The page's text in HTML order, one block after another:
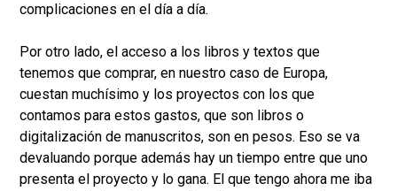
complicaciones en el día a día.
Por otro lado, el acceso a los libros y textos que
tenemos que comprar, en nuestro caso de Europa,
cuestan muchísimo y los proyectos con los que
contamos para estos gastos, que son libros o
digitalización de manuscritos, son en pesos. Eso se va
devaluando porque además hay un tiempo entre que uno
presenta el proyecto y lo gana. El que tengo ahora me iba